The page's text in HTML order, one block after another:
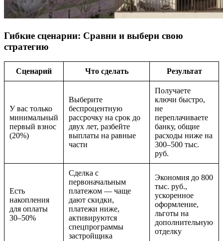
Гибкие сценарии: Сравни и выбери свою
стратегию
Сценарий Что сделать Результат
У вас только
минимальный
первый взнос
(20%)
Выберите
беспроцентную
рассрочку на срок до
двух лет, разбейте
выплаты на равные
части
Получаете
ключи быстро,
не
переплачиваете
банку, общие
расходы ниже на
300–500 тыс.
руб.
Есть
накопления
для оплаты
30–50%
Сделка с
первоначальным
платежом — чаще
дают скидки,
платежи ниже,
активируются
спецпрограммы
застройщика
Экономия до 800
тыс. руб.,
ускоренное
оформление,
льготы на
дополнительную
отделку